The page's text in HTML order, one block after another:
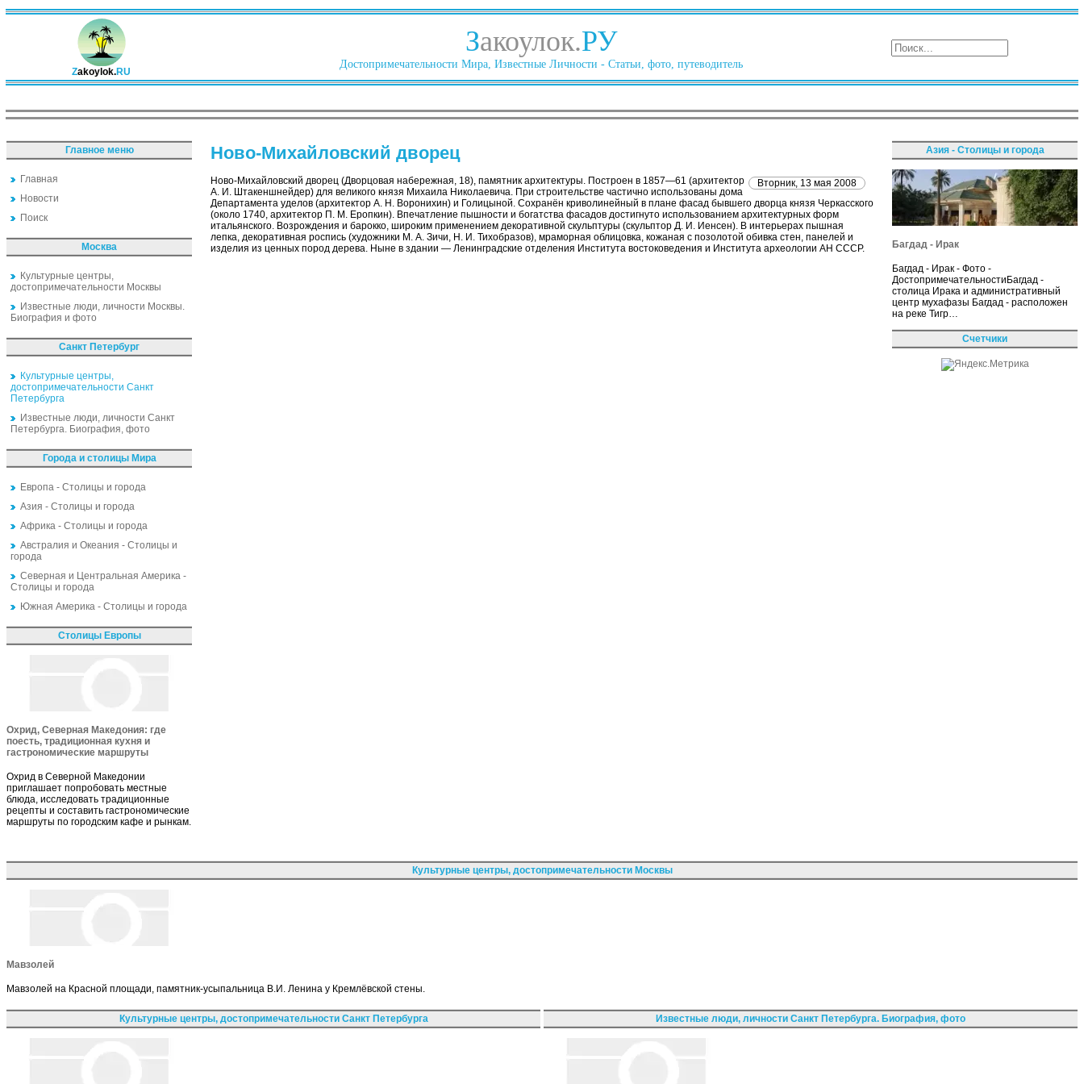
Zakoylok.RU
Закоулок.РУ
Достопримечательности Мира, Известные Личности - Статьи, фото, путеводитель
Главное меню
Главная
Новости
Поиск
Москва
Культурные центры,
достопримечательности Москвы
Известные люди, личности Москвы.
Биография и фото
Санкт Петербург
Культурные центры,
достопримечательности Санкт
Петербурга
Известные люди, личности Санкт
Петербурга. Биография, фото
Города и столицы Мира
Европа - Столицы и города
Азия - Столицы и города
Африка - Столицы и города
Австралия и Океания - Столицы и
города
Северная и Центральная Америка -
Столицы и города
Южная Америка - Столицы и города
Столицы Европы
Охрид, Северная Македония: где
поесть, традиционная кухня и
гастрономические маршруты
Охрид в Северной Македонии
приглашает попробовать местные
блюда, исследовать традиционные
рецепты и составить гастрономические
маршруты по городским кафе и рынкам.
Hoвo-Михайловский дворец
Вторник, 13 мая 2008
Hoвo-Михайловский дворец (Дворцовая набережная, 18), памятник архитектуры. Построен в 1857—61 (архитектор
А. И. Штакеншнейдер) для великого князя Михаила Николаевича. При строительстве частично использованы дома
Департамента уделов (архитектор А. Н. Воронихин) и Голицыной. Сохранён криволинейный в плане фасад бывшего дворца князя Черкасского
(около 1740, архитектор П. М. Еропкин). Впечатление пышности и богатства фасадов достигнуто использованием архитектурных форм
итальянского. Возрождения и барокко, широким применением декоративной скульптуры (скульптор Д. И. Иенсен). В интерьерах пышная
лепка, декоративная роспись (художники М. А. Зичи, Н. И. Тихобразов), мраморная облицовка, кожаная с позолотой обивка стен, панелей и
изделия из ценных пород дерева. Ныне в здании — Ленинградские отделения Института востоковедения и Института археологии АН СССР.
Азия - Столицы и города
Багдад - Ирак
Багдад - Ирак - Фото -
ДостопримечательностиБагдад -
столица Ирака и административный
центр мухафазы Багдад - расположен
на реке Тигр…
Счетчики
Культурные центры, достопримечательности Москвы
Мавзолей
Мавзолей на Красной площади, памятник-усыпальница В.И. Ленина у Кремлёвской стены.
Культурные центры, достопримечательности Санкт Петербурга Известные люди, личности Санкт Петербурга. Биография, фото